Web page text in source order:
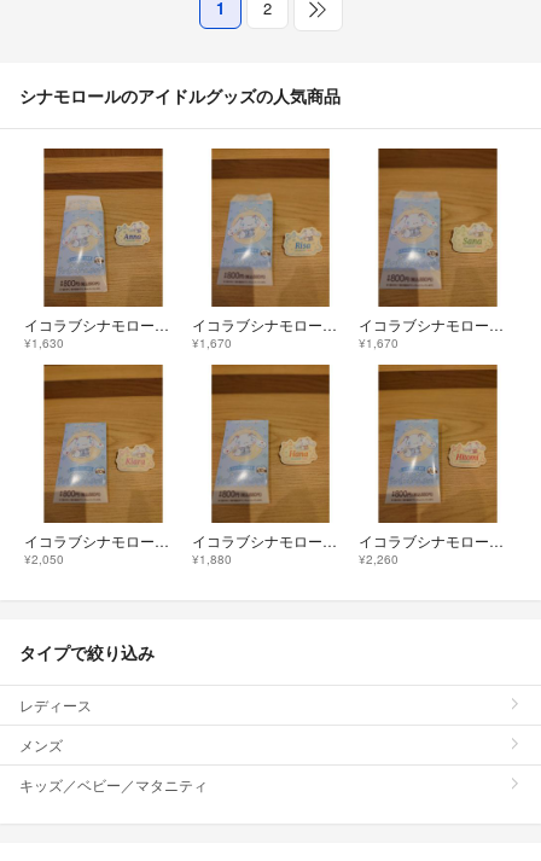
1 2
シナモロールのアイドルグッズの人気商品
イコラブシナモロールネームバッジ
¥1,630
イコラブシナモロールネームバッジ
¥1,670
イコラブシナモロールネームバッジ
¥1,670
イコラブシナモロールネームバッジ
¥2,050
イコラブシナモロールネームバッジ
¥1,880
イコラブシナモロールネームバッジ
¥2,260
タイプで絞り込み
レディース
メンズ
キッズ／ベビー／マタニティ